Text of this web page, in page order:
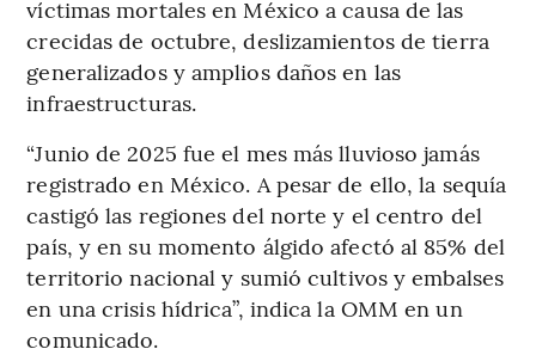
víctimas mortales en México a causa de las
crecidas de octubre, deslizamientos de tierra
generalizados y amplios daños en las
infraestructuras.
“Junio de 2025 fue el mes más lluvioso jamás
registrado en México. A pesar de ello, la sequía
castigó las regiones del norte y el centro del
país, y en su momento álgido afectó al 85% del
territorio nacional y sumió cultivos y embalses
en una crisis hídrica”, indica la OMM en un
comunicado.